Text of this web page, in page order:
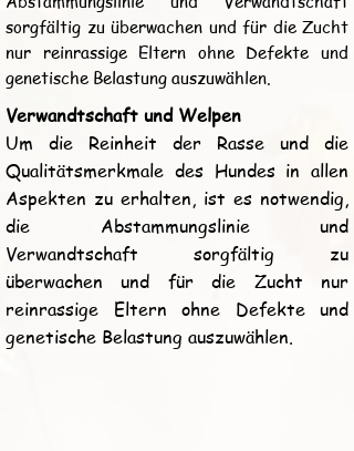
sorgfältig zu überwachen und für die Zucht
nur reinrassige Eltern ohne Defekte und
genetische Belastung auszuwählen.
Verwandtschaft und Welpen
Um die Reinheit der Rasse und die
Qualitätsmerkmale des Hundes in allen
Aspekten zu erhalten, ist es notwendig,
die Abstammungslinie und
Verwandtschaft sorgfältig zu
überwachen und für die Zucht nur
reinrassige Eltern ohne Defekte und
genetische Belastung auszuwählen.